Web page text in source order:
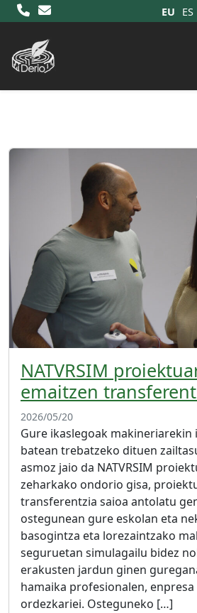
EU ES
NATVRSIM
emaitzen
2026/05/20
Gure ikaslegoak
batean trebatzeko dituen
asmoz jaio da NATVRSIM
zeharkako ondorio gisa,
transferentzia saioa antolatu
ostegunean gure eskolan eta
basogintza eta lorezaintzako
seguruetan simulagailu bidez
erakusten jardun ginen
hamaika profesionalen,
ordezkariei. Osteguneko […]